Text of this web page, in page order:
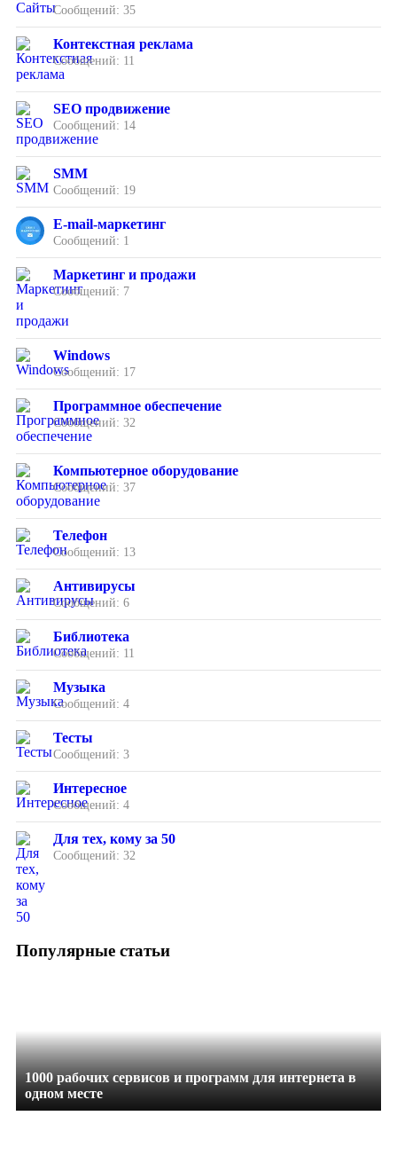
Сообщений: 35
Контекстная реклама
Сообщений: 11
SEO продвижение
Сообщений: 14
SMM
Сообщений: 19
E-mail-маркетинг
Сообщений: 1
Маркетинг и продажи
Сообщений: 7
Windows
Сообщений: 17
Программное обеспечение
Сообщений: 32
Компьютерное оборудование
Сообщений: 37
Телефон
Сообщений: 13
Антивирусы
Сообщений: 6
Библиотека
Сообщений: 11
Музыка
Сообщений: 4
Тесты
Сообщений: 3
Интересное
Сообщений: 4
Для тех, кому за 50
Сообщений: 32
Популярные статьи
1000 рабочих сервисов и программ для интернета в
одном месте